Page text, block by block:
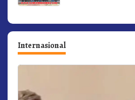
Internasional